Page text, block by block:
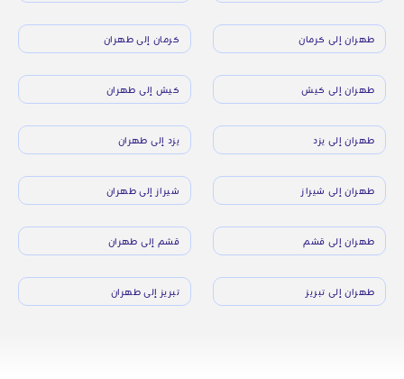
طهران إلى كرمان كرمان إلى طهران
طهران إلى كيش كيش إلى طهران
طهران إلى يزد يزد إلى طهران
طهران إلى شيراز شيراز إلى طهران
طهران إلى قشم قشم إلى طهران
طهران إلى تبريز تبريز إلى طهران